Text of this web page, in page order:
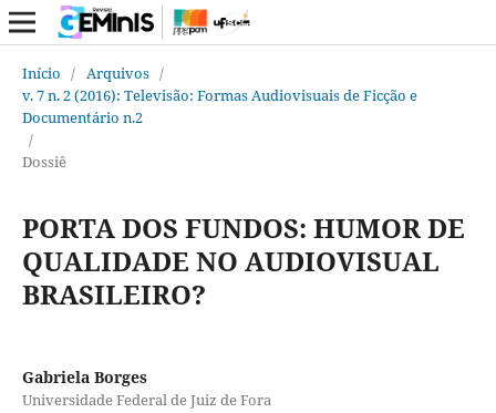
Início / Arquivos /
v. 7 n. 2 (2016): Televisão: Formas Audiovisuais de Ficção e
Documentário n.2
/
Dossiê
PORTA DOS FUNDOS: HUMOR DE
QUALIDADE NO AUDIOVISUAL
BRASILEIRO?
Gabriela Borges
Universidade Federal de Juiz de Fora